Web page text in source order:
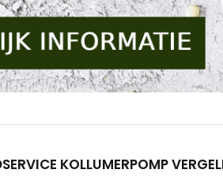
KOLLUMERPOMP